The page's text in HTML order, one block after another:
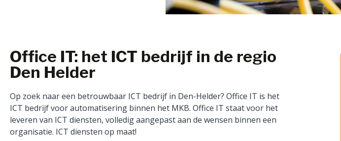
Office IT: het ICT bedrijf in de regio
Den Helder
Op zoek naar een betrouwbaar ICT bedrijf in Den-Helder? Office IT is het
ICT bedrijf voor automatisering binnen het MKB. Office IT staat voor het
leveren van ICT diensten, volledig aangepast aan de wensen binnen een
organisatie. ICT diensten op maat!